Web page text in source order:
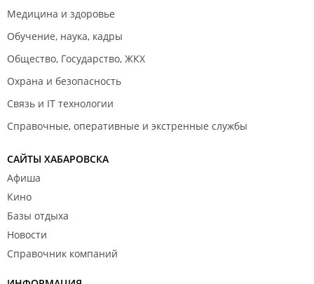
Дипломы за маркетинговую активность в
Дальневосточном федеральном округе.
Миссия– повышение конкурентоспособности бизнеса
клиента. Стратегическая линия – решать все проблемы
профессионализм сотрудников гарантирует соблюдение
сроков и выполнение взятых на себя обязательств.
поднимают уровень своих знаний.
Медицина и здоровье
Обучение, наука, кадры
Общество, Государство, ЖКХ
Охрана и безопасность
Связь и IT технологии
Справочные, оперативные и экстренные службы
САЙТЫ ХАБАРОВСКА
Афиша
Кино
Базы отдыха
Новости
Справочник компаний